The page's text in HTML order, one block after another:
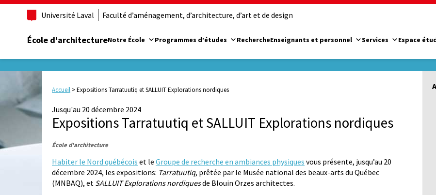
Université Laval Faculté d’aménagement, d’architecture, d’art et de design
École d'architectureNotre École Programmes d’études RechercheEnseignants et personnel Services Espace
Accueil >Expositions Tarratuutiq et SALLUIT Explorations nordiques
Jusqu'au 20 décembre 2024
Expositions Tarratuutiq et SALLUIT Explorations nordiques
École d'architecture
Habiter le Nord québécois et le Groupe de recherche en ambiances physiques vous présente, jusqu’au 20
décembre 2024, les expositions: Tarratuutiq, prêtée par le Musée national des beaux-arts du Québec
(MNBAQ), et SALLUIT Explorations nordiquesde Blouin Orzes architectes.